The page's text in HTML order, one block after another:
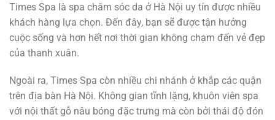
Times Spa là spa chăm sóc da ở Hà Nội uy tín được nhiều
khách hàng lựa chọn. Đến đây, bạn sẽ được tận hưởng
cuộc sống và hơn hết nơi thời gian không chạm đến vẻ đẹp
của thanh xuân.
Ngoài ra, Times Spa còn nhiều chi nhánh ở khắp các quận
trên địa bàn Hà Nội. Không gian tĩnh lặng, khuôn viên spa
với nội thất gỗ nâu bóng đặc trưng mà còn bởi thái độ đón